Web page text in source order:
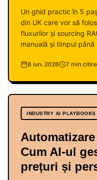
Un ghid practic în 5
din UK care vor să
fluxurilor și sourcing
manuală și timpul până
8 iun. 2026 7 min citire
INDUSTRY AI PLAYBOOKS
Cum AI-ul
prețuri și